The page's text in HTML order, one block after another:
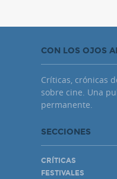
CON LOS OJOS
Críticas, crónicas
sobre cine. Una
permanente.
SECCIONES
CRÍTICAS
FESTIVALES